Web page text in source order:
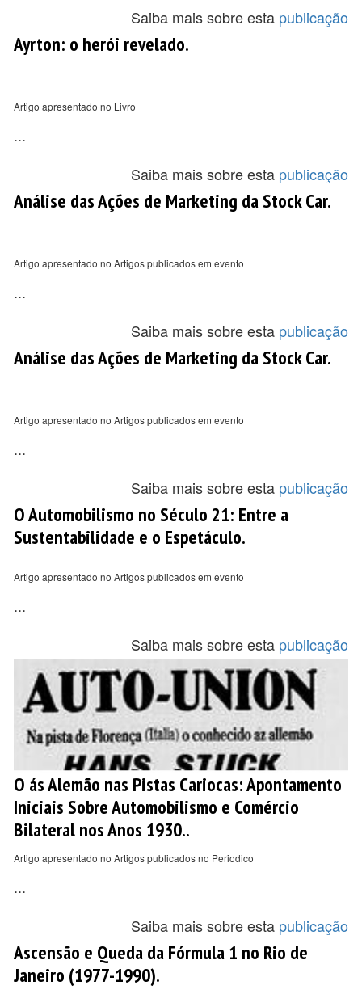
Saiba mais sobre esta publicação
Ayrton: o herói revelado.
Artigo apresentado no Livro
...
Saiba mais sobre esta publicação
Análise das Ações de Marketing da Stock Car.
Artigo apresentado no Artigos publicados em evento
...
Saiba mais sobre esta publicação
Análise das Ações de Marketing da Stock Car.
Artigo apresentado no Artigos publicados em evento
...
Saiba mais sobre esta publicação
O Automobilismo no Século 21: Entre a
Sustentabilidade e o Espetáculo.
Artigo apresentado no Artigos publicados em evento
...
Saiba mais sobre esta publicação
O ás Alemão nas Pistas Cariocas: Apontamento
Iniciais Sobre Automobilismo e Comércio
Bilateral nos Anos 1930..
Artigo apresentado no Artigos publicados no Periodico
...
Saiba mais sobre esta publicação
Ascensão e Queda da Fórmula 1 no Rio de
Janeiro (1977-1990).